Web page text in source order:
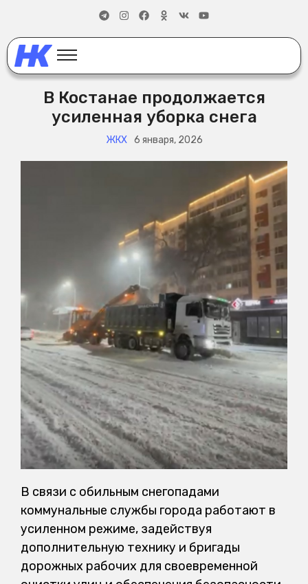
В Костанае продолжается
усиленная уборка снега
ЖКХ 6 января, 2026
В связи с обильным снегопадами
коммунальные службы города работают в
усиленном режиме, задействуя
дополнительную технику и бригады
дорожных рабочих для своевременной